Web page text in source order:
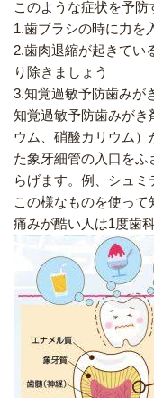
このような症状を予防
1.歯ブラシの時に力を
2.歯肉退縮が起きてい
り除きましょう
3.知覚過敏予防歯みが
知覚過敏予防歯みがき
ウム、硝酸カリウム
た象牙細管の入口を
らげます。例、シュ
この様なものを使っ
痛みが酷い人は1度歯